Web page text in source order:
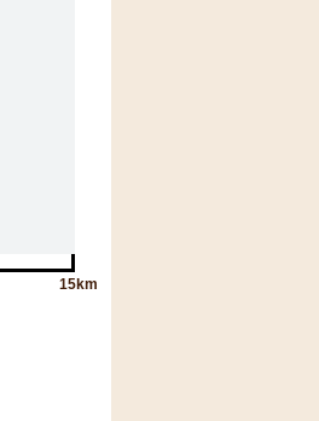
15km